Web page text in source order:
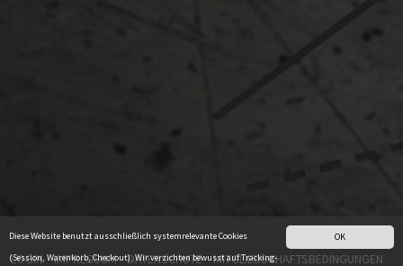
OK
Diese Website benutzt ausschließlich systemrelevante Cookies
(Session, Warenkorb, Checkout). Wir verzichten bewusst auf Tracking-
LOGIN IMPRESSUM DATENSCHUTZ MITGLIEDSCHAFTSBEDINGUNGEN